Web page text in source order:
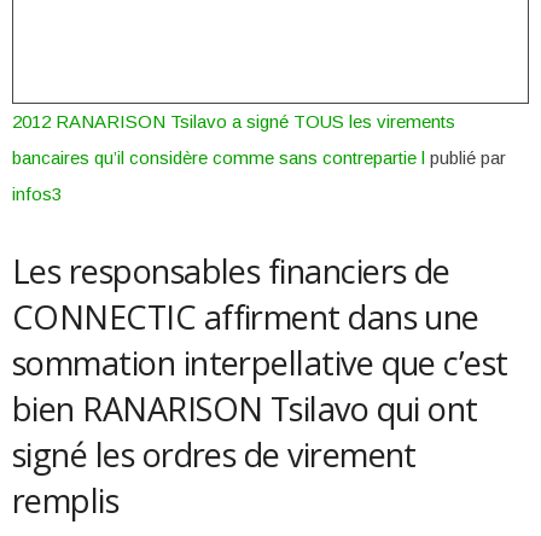
2012 RANARISON Tsilavo a signé TOUS les virements
bancaires qu’il considère comme sans contrepartie l publié par
infos3
Les responsables financiers de
CONNECTIC affirment dans une
sommation interpellative que c’est
bien RANARISON Tsilavo qui ont
signé les ordres de virement
remplis